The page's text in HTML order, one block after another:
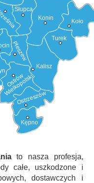
Kępno
Ostrzeszów
Ostrów
Wielkopolski
Kalisz
Pleszew
Turek
Konin
Koło
Słupca
to nasza profesja,
całe, uszkodzone i
dostawczych i